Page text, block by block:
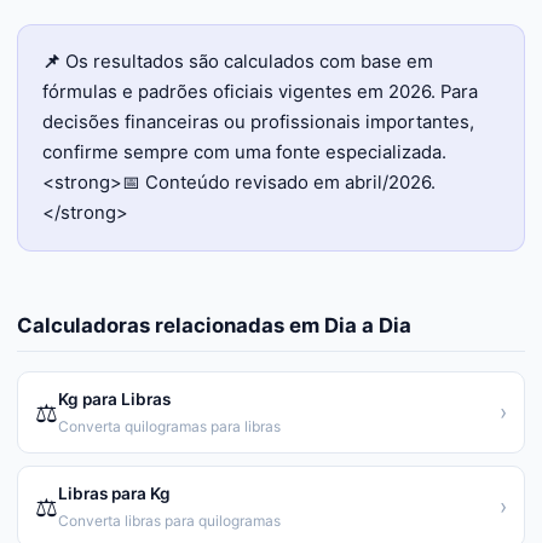
📌 Os resultados são calculados com base em
fórmulas e padrões oficiais vigentes em 2026. Para
decisões financeiras ou profissionais importantes,
confirme sempre com uma fonte especializada.
<strong>📅 Conteúdo revisado em abril/2026.
</strong>
Calculadoras relacionadas em Dia a Dia
⚖️Kg para Libras
Converta quilogramas para libras
›
⚖️Libras para Kg
Converta libras para quilogramas
›